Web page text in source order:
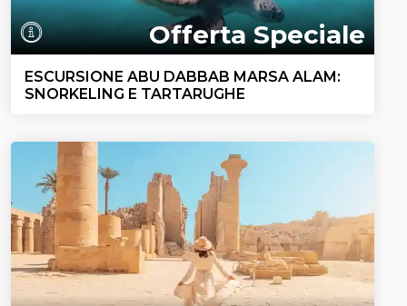
Offerta Speciale
ESCURSIONE ABU DABBAB MARSA ALAM:
SNORKELING E TARTARUGHE